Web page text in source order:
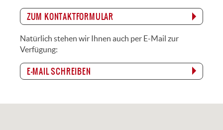
ZUM KONTAKTFORMULAR
Natürlich stehen wir Ihnen auch per E-Mail zur
Verfügung:
E-MAIL SCHREIBEN